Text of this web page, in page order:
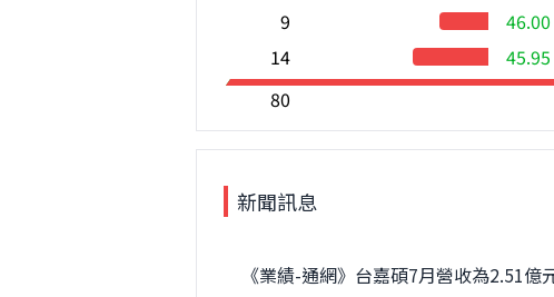
9
46.00
14
45.95
80
新聞訊息
《業績-通網》台嘉碩7月營收為2.51億